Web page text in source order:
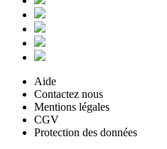
Aide
Contactez nous
Mentions légales
CGV
Protection des données